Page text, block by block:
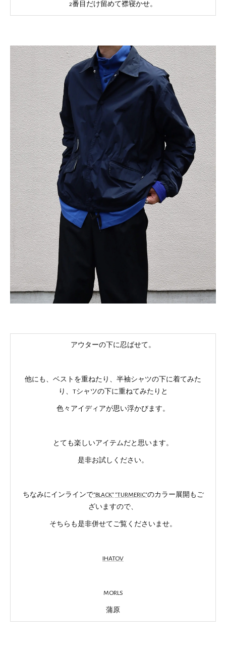
2番目だけ留めて襟寝かせ。
アウターの下に忍ばせて。
他にも、ベストを重ねたり、半袖シャツの下に着てみた
り、Tシャツの下に重ねてみたりと
色々アイディアが思い浮かびます。
とても楽しいアイテムだと思います。
是非お試しください。
ちなみにインラインで"BLACK" "TURMERIC"のカラー展開もご
ざいますので、
そちらも是非併せてご覧くださいませ。
IHATOV
MORLS
蒲原